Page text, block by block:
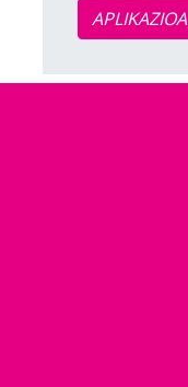
APLIKAZIOA